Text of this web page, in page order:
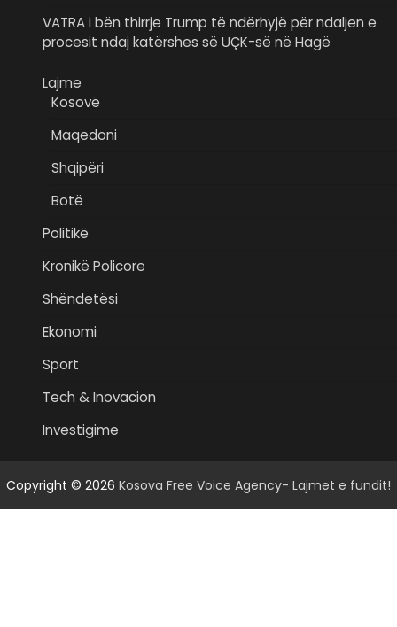
VATRA i bën thirrje Trump të ndërhyjë për ndaljen e
procesit ndaj katërshes së UÇK-së në Hagë
Lajme
Kosovë
Maqedoni
Shqipëri
Botë
Politikë
Kronikë Policore
Shëndetësi
Ekonomi
Sport
Tech & Inovacion
Investigime